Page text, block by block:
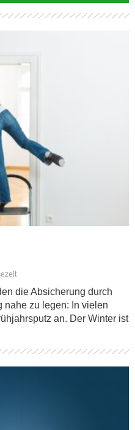
die Absicherung durch
nahe zu legen: In vielen
an. Der Winter ist